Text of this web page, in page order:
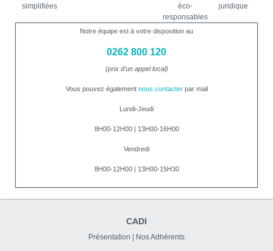
simplifiées
éco-
responsables
juridique
Notre équipe est à votre disposition au
0262 800 120
(prix d'un appel local)
Vous pouvez également nous contacterpar mail
Lundi-Jeudi
8H00-12H00 | 13H00-16H00
Vendredi
8H00-12H00 | 13H00-15H30
CADI
Présentation | Nos Adhérents